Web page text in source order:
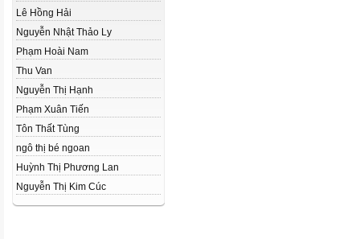
Lê Hồng Hải
Nguyễn Nhật Thảo Ly
Phạm Hoài Nam
Thu Van
Nguyễn Thị Hạnh
Phạm Xuân Tiến
Tôn Thất Tùng
ngô thị bé ngoan
Huỳnh Thị Phương Lan
Nguyễn Thị Kim Cúc